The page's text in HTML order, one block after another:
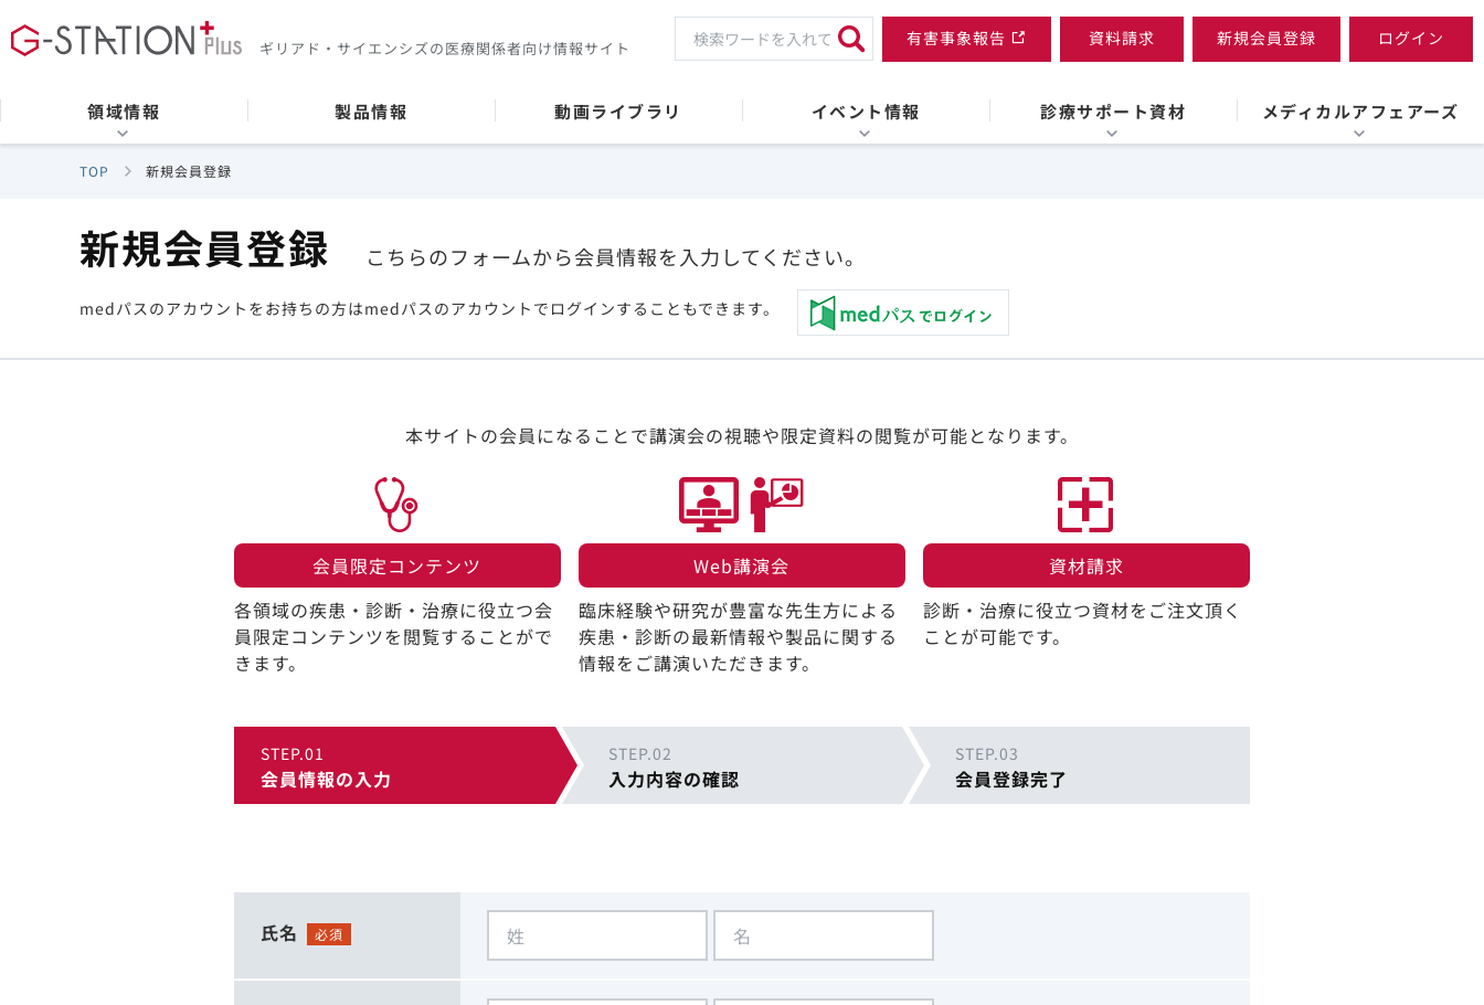
ギリアド・サイエンシズの医療関係者向け情報サイト 有害事象報告 資料請求 新規会員登録 ログイン
領域情報 製品情報 動画ライブラリ イベント情報 診療サポート資材 メディカルアフェアーズ
TOP 新規会員登録
新規会員登録 こちらのフォームから会員情報を入力してください。
medパスのアカウントをお持ちの方はmedパスのアカウントでログインすることもできます。
本サイトの会員になることで講演会の視聴や限定資料の閲覧が可能となります。
会員限定コンテンツ​
各領域の疾患・診断・治療に役立つ会
員限定コンテンツを閲覧することがで
きます。​
Web講演会​
臨床経験や研究が豊富な先生方による
疾患・診断の最新情報や製品に関する
情報をご講演いただきます。
資材請求​
診断・治療に役立つ資材をご注文頂く
ことが可能です。
STEP.01
会員情報の入力
STEP.02
入力内容の確認
STEP.03
会員登録完了
氏名 必須